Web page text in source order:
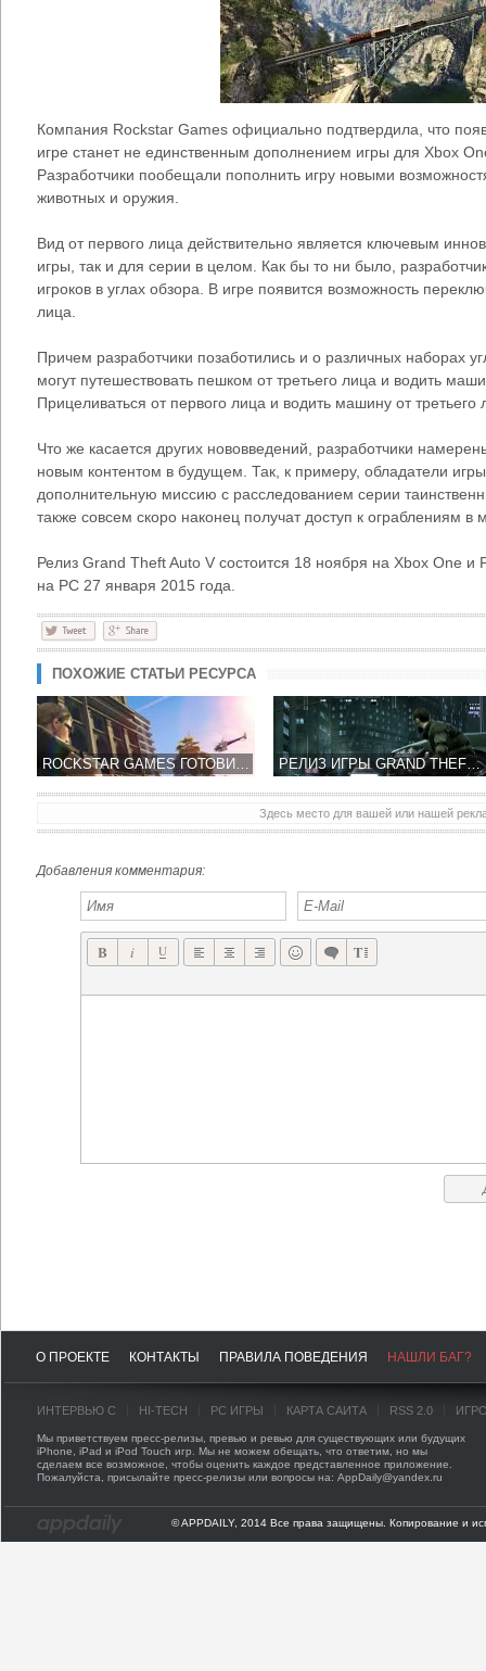
Компания Rockstar Games официально подтвердила, что
игре станет не единственным дополнением игры для Xbox
Разработчики пообещали пополнить игру новыми
животных и оружия.
Вид от первого лица действительно является ключевым
игры, так и для серии в целом. Как бы то ни было,
игроков в углах обзора. В игре появится возможность
лица.
Причем разработчики позаботились и о различных наборах
могут путешествовать пешком от третьего лица и водить
Прицеливаться от первого лица и водить машину от третьего
Что же касается других нововведений, разработчики
новым контентом в будущем. Так, к примеру, обладатели
дополнительную миссию с расследованием серии
также совсем скоро наконец получат доступ к ограблениям в
Релиз Grand Theft Auto V состоится 18 ноября на Xbox One и
на РС 27 января 2015 года.
ПОХОЖИЕ СТАТЬИ РЕСУРСА
ROCKSTAR GAMES ГОТОВИТ НОВЫЕ ВОЗМОЖНОСТИ ДЛЯ GTA ONLINE РЕЛИЗ ИГРЫ GRAND THEFT AUTO VI СОСТОИТСЯ В 2018 ГОДУ
Здесь место для вашей или нашей
Добавления комментария:
О ПРОЕКТЕ КОНТАКТЫ ПРАВИЛА ПОВЕДЕНИЯ НАШЛИ БАГ?
ИНТЕРВЬЮ С HI-TECH PC ИГРЫ КАРТА САЙТА RSS 2.0
Мы приветствуем пресс-релизы, превью и ревью для существующих или будущих
iPhone, iPad и iPod Touch игр. Мы не можем обещать, что ответим, но мы
сделаем все возможное, чтобы оценить каждое представленное приложение.
Пожалуйста, присылайте пресс-релизы или вопросы на: AppDaily@yandex.ru
© APPDAILY, 2014 Все права защищены. Копирование и